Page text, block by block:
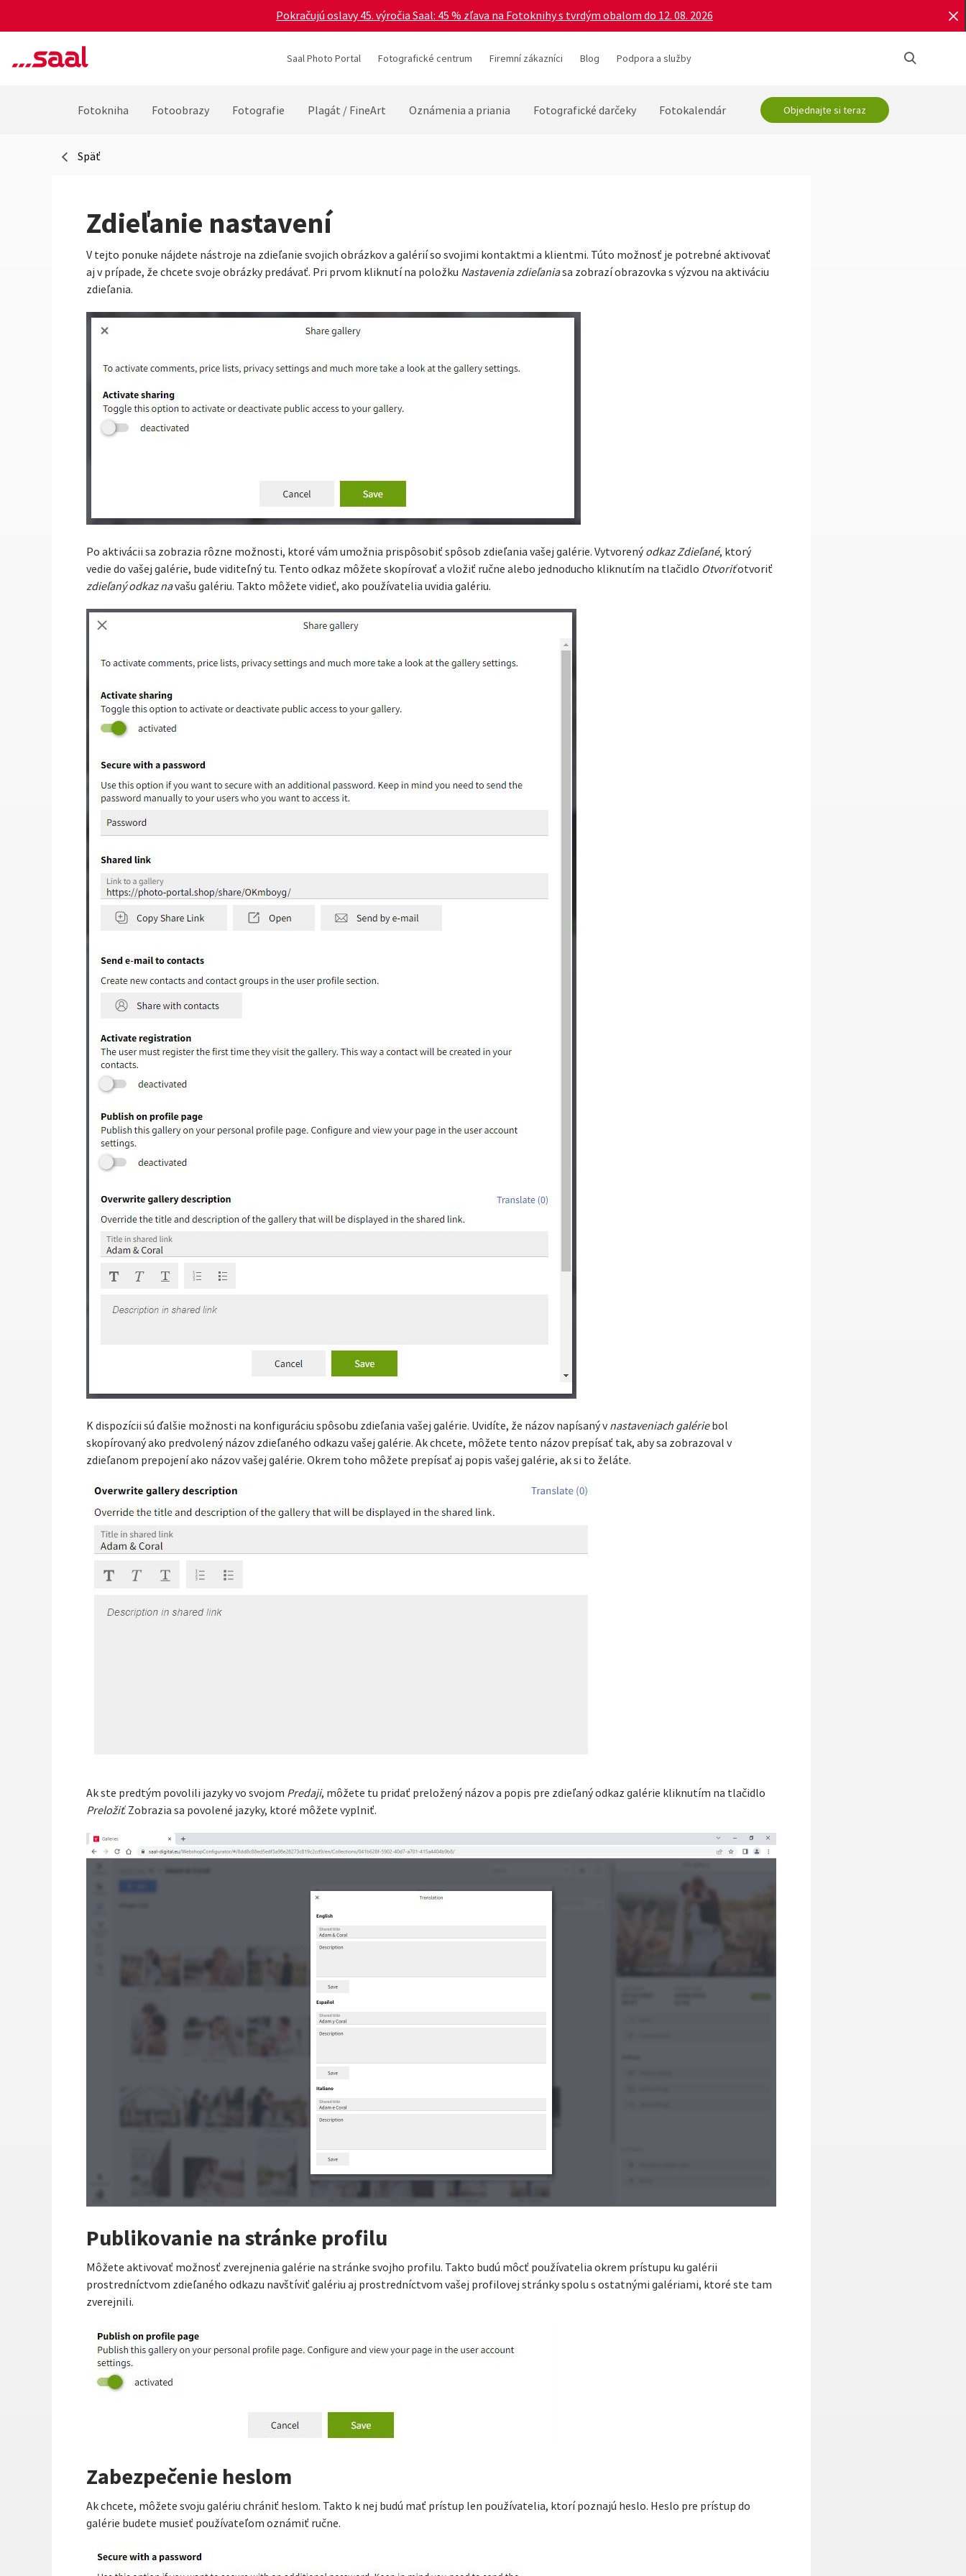
Pokračujú oslavy 45. výročia Saal: 45 % zľava na Fotoknihy s tvrdým obalom do 12. 08. 2026
Saal Photo Portal Fotografické centrum Firemní zákazníci Blog Podpora a služby
Fotokniha Fotoobrazy Fotografie Plagát / FineArt Oznámenia a priania Fotografické darčeky Fotokalendár Objednajte si teraz
Späť
Zdieľanie nastavení
V tejto ponuke nájdete nástroje na zdieľanie svojich obrázkov a galérií so svojimi kontaktmi a klientmi. Túto možnosť je potrebné aktivovať
aj v prípade, že chcete svoje obrázky predávať. Pri prvom kliknutí na položku Nastavenia zdieľaniasa zobrazí obrazovka s výzvou na aktiváciu
zdieľania.
Po aktivácii sa zobrazia rôzne možnosti, ktoré vám umožnia prispôsobiť spôsob zdieľania vašej galérie. Vytvorenýodkaz Zdieľané, ktorý
vedie do vašej galérie, bude viditeľný tu. Tento odkaz môžete skopírovať a vložiť ručne alebo jednoducho kliknutím na tlačidlo Otvoriťotvoriť
zdieľaný odkaz navašu galériu. Takto môžete vidieť, ako používatelia uvidia galériu.
K dispozícii sú ďalšie možnosti na konfiguráciu spôsobu zdieľania vašej galérie. Uvidíte, že názov napísaný vnastaveniach galériebol
skopírovaný ako predvolený názov zdieľaného odkazu vašej galérie. Ak chcete, môžete tento názov prepísať tak, aby sa zobrazoval v
zdieľanom prepojení ako názov vašej galérie. Okrem toho môžete prepísať aj popis vašej galérie, ak si to želáte.
Ak ste predtým povolili jazyky vo svojom Predaji, môžete tu pridať preložený názov a popis pre zdieľaný odkaz galérie kliknutím na tlačidlo
Preložiť. Zobrazia sa povolené jazyky, ktoré môžete vyplniť.
Publikovanie na stránke profilu
Môžete aktivovať možnosť zverejnenia galérie na stránke svojho profilu. Takto budú môcť používatelia okrem prístupu ku galérii
prostredníctvom zdieľaného odkazu navštíviť galériu aj prostredníctvom vašej profilovej stránky spolu s ostatnými galériami, ktoré ste tam
zverejnili.
Zabezpečenie heslom
Ak chcete, môžete svoju galériu chrániť heslom. Takto k nej budú mať prístup len používatelia, ktorí poznajú heslo. Heslo pre prístup do
galérie budete musieť používateľom oznámiť ručne.